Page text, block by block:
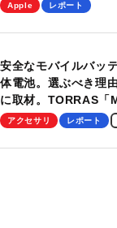
Apple レポート
安全なモバイルバッ
体電池。選ぶべき理
に取材。TORRAS「
Pro」の実機レビュ
アクセサリ レポート